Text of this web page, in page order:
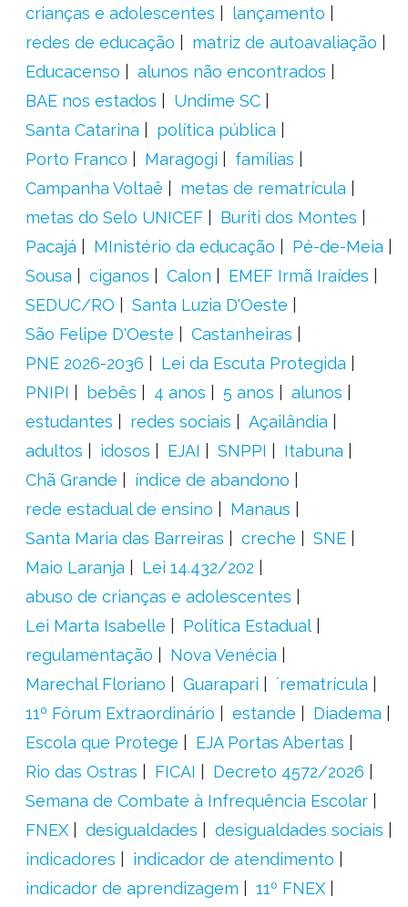
crianças e adolescentes
lançamento
redes de educação
matriz de autoavaliação
Educacenso
alunos não encontrados
BAE nos estados
Undime SC
Santa Catarina
política pública
Porto Franco
Maragogi
famílias
Campanha Voltaê
metas de rematrícula
metas do Selo UNICEF
Buriti dos Montes
Pacajá
MInistério da educação
Pé-de-Meia
Sousa
ciganos Calon
EMEF Irmã Iraídes
SEDUC/RO
Santa Luzia D'Oeste
São Felipe D'Oeste
Castanheiras
PNE 2026-2036
Lei da Escuta Protegida
PNIPI
bebês 4 anos 5 anos
alunos
estudantes
redes sociais
Açailândia
adultos
idosos EJAI SNPPI
Itabuna
Chã Grande
índice de abandono
rede estadual de ensino
Manaus
Santa Maria das Barreiras
creche
SNE
Maio Laranja
Lei 14.432/202
abuso de crianças e adolescentes
Lei Marta Isabelle
Política Estadual
regulamentação
Nova Venécia
Marechal Floriano
Guarapari
´rematrícula
11º Fórum Extraordinário
estande
Diadema
Escola que Protege
EJA Portas Abertas
Rio das Ostras
FICAI
Decreto 4572/2026
Semana de Combate à Infrequência Escolar
FNEX
desigualdades
desigualdades sociais
indicadores
indicador de atendimento
indicador de aprendizagem
11º FNEX